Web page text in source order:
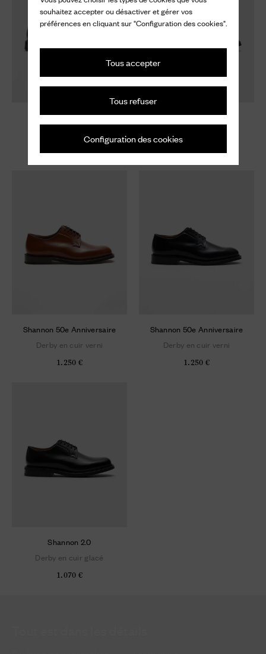
souhaitez accepter ou désactiver et gérer vos
préférences en cliquant sur "Configuration des cookies".
Tous accepter
Tous refuser
Configuration des cookies
Shannon
Shannon LW
Shannon 50e Anniversaire
Derby en cuir verni
1.250 €
Shannon 50e Anniversaire
Derby en cuir verni
1.250 €
Shannon 2.0
Derby en cuir glacé
1.070 €